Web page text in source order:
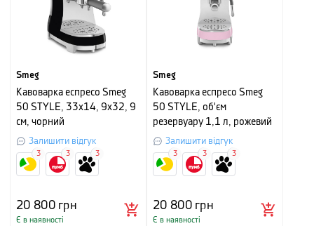
Smeg
Кавоварка еспресо Smeg
50 STYLE, 33x14, 9x32, 9
см, чорний
Залишити відгук
20 800грн
Є в наявності
3 3 3
Smeg
Кавоварка еспресо Smeg
50 STYLE, об'єм
резервуару 1,1 л, рожевий
Залишити відгук
20 800грн
Є в наявності
3 3 3